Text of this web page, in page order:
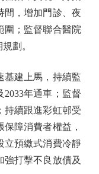
間，增加門診、夜
圍；監督聯合醫院
劃。
建上馬，持續監
年通車；監督
持續跟進彩虹邨受
障消費者權益，
立預繳式消費冷靜
強打擊不良放債及